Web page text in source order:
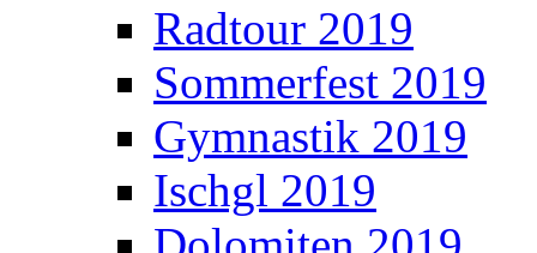
Radtour 2019
Sommerfest 2019
Gymnastik 2019
Ischgl 2019